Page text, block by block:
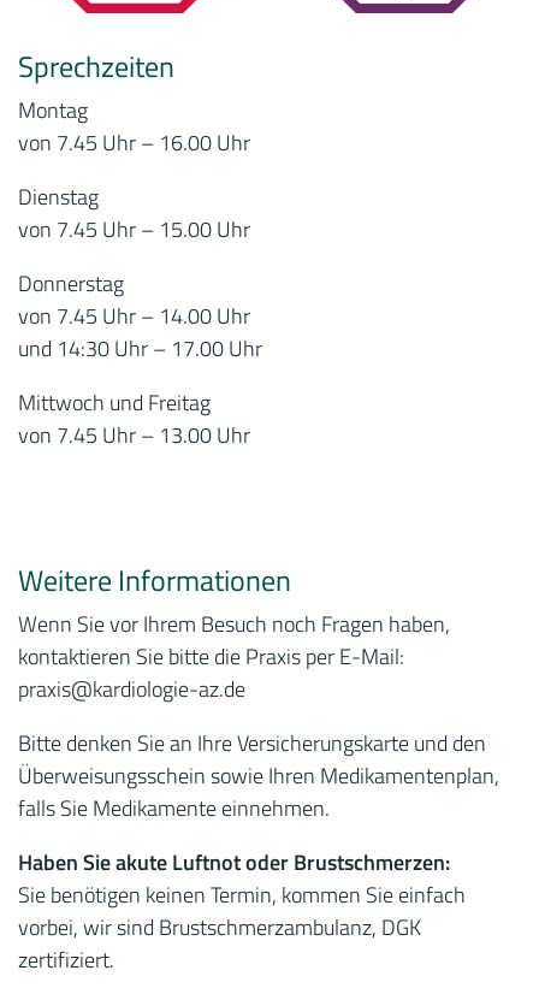
Sprechzeiten
Montag
von 7.45 Uhr – 16.00 Uhr
Dienstag
von 7.45 Uhr – 15.00 Uhr
Donnerstag
von 7.45 Uhr – 14.00 Uhr
und 14:30 Uhr – 17.00 Uhr
Mittwoch und Freitag
von 7.45 Uhr – 13.00 Uhr
Weitere Informationen
Wenn Sie vor Ihrem Besuch noch Fragen haben,
kontaktieren Sie bitte die Praxis per E-Mail:
praxis@kardiologie-az.de
Bitte denken Sie an Ihre Versicherungskarte und den
Überweisungsschein sowie Ihren Medikamentenplan,
falls Sie Medikamente einnehmen.
Haben Sie akute Luftnot oder Brustschmerzen:
Sie benötigen keinen Termin, kommen Sie einfach
vorbei, wir sind Brustschmerzambulanz, DGK
zertifiziert.